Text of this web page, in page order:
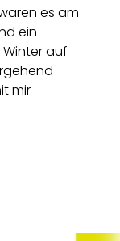
es am
ein
auf
mir